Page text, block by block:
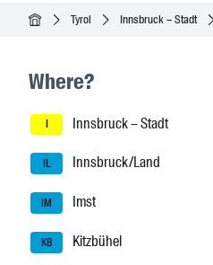
Homepage
Tyrol Innsbruck – Stadt
Seitenleisten-
Where?
I Innsbruck – Stadt
IL Innsbruck/Land
IM Imst
KB Kitzbühel